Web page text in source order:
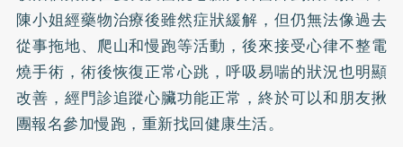
陳小姐經藥物治療後雖然症狀緩解，但仍無法像過去
從事拖地、爬山和慢跑等活動，後來接受心律不整電
燒手術，術後恢復正常心跳，呼吸易喘的狀況也明顯
改善，經門診追蹤心臟功能正常，終於可以和朋友揪
團報名參加慢跑，重新找回健康生活。